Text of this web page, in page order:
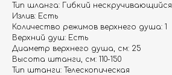
Тип шланга: Гибкий нескручивающийся
Излив: Есть
Количество режимов верхнего душа: 1
Верхний душ: Есть
Диаметр верхнего душа, см: 25
Высота штанги, см: 110-150
Тип штанги: Телескопическая
Москва, Новопесчаная улица, 19к1
+7 (495) 782-78-74
info@aquame-shop.ru